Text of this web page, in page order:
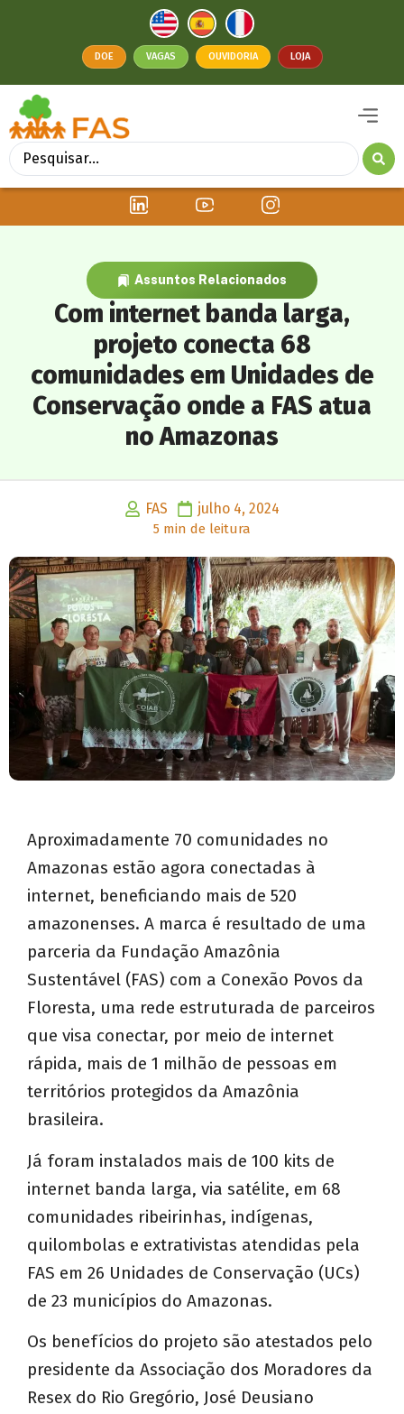
DOE VAGAS OUVIDORIA LOJA
Assuntos Relacionados
Com internet banda larga,
projeto conecta 68
comunidades em Unidades de
Conservação onde a FAS atua
no Amazonas
FAS julho 4, 2024
5 min de leitura
Aproximadamente 70 comunidades no
Amazonas estão agora conectadas à
internet, beneficiando mais de 520
amazonenses. A marca é resultado de uma
parceria da Fundação Amazônia
Sustentável (FAS) com a Conexão Povos da
Floresta, uma rede estruturada de parceiros
que visa conectar, por meio de internet
rápida, mais de 1 milhão de pessoas em
territórios protegidos da Amazônia
brasileira.
Já foram instalados mais de 100 kits de
internet banda larga, via satélite, em 68
comunidades ribeirinhas, indígenas,
quilombolas e extrativistas atendidas pela
FAS em 26 Unidades de Conservação (UCs)
de 23 municípios do Amazonas.
Os benefícios do projeto são atestados pelo
presidente da Associação dos Moradores da
Resex do Rio Gregório, José Deusiano